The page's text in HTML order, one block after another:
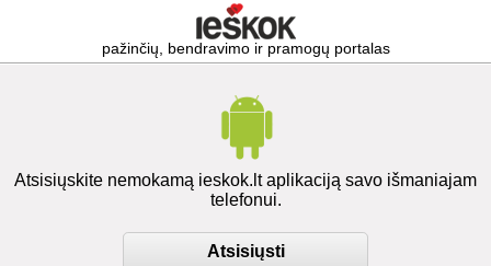
pažinčių, bendravimo ir pramogų portalas
Atsisiųskite nemokamą ieskok.lt aplikaciją savo išmaniajam
telefonui.
Atsisiųsti